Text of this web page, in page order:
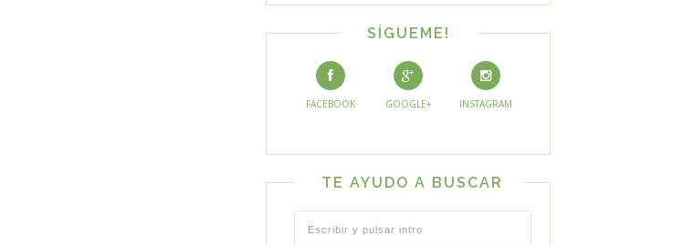
SÍGUEME!
FACEBOOK GOOGLE+ INSTAGRAM
TE AYUDO A BUSCAR